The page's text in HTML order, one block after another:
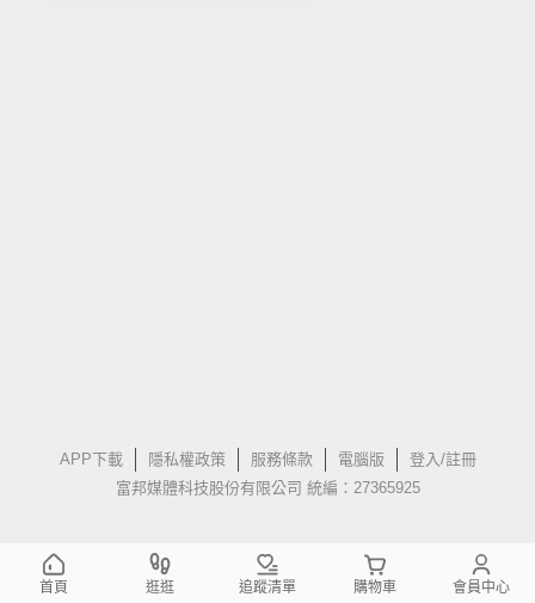
APP下載 隱私權政策 服務條款 電腦版
登入/註冊
富邦媒體科技股份有限公司 統編：27365925
首頁 逛逛 追蹤清單 購物車 會員中心